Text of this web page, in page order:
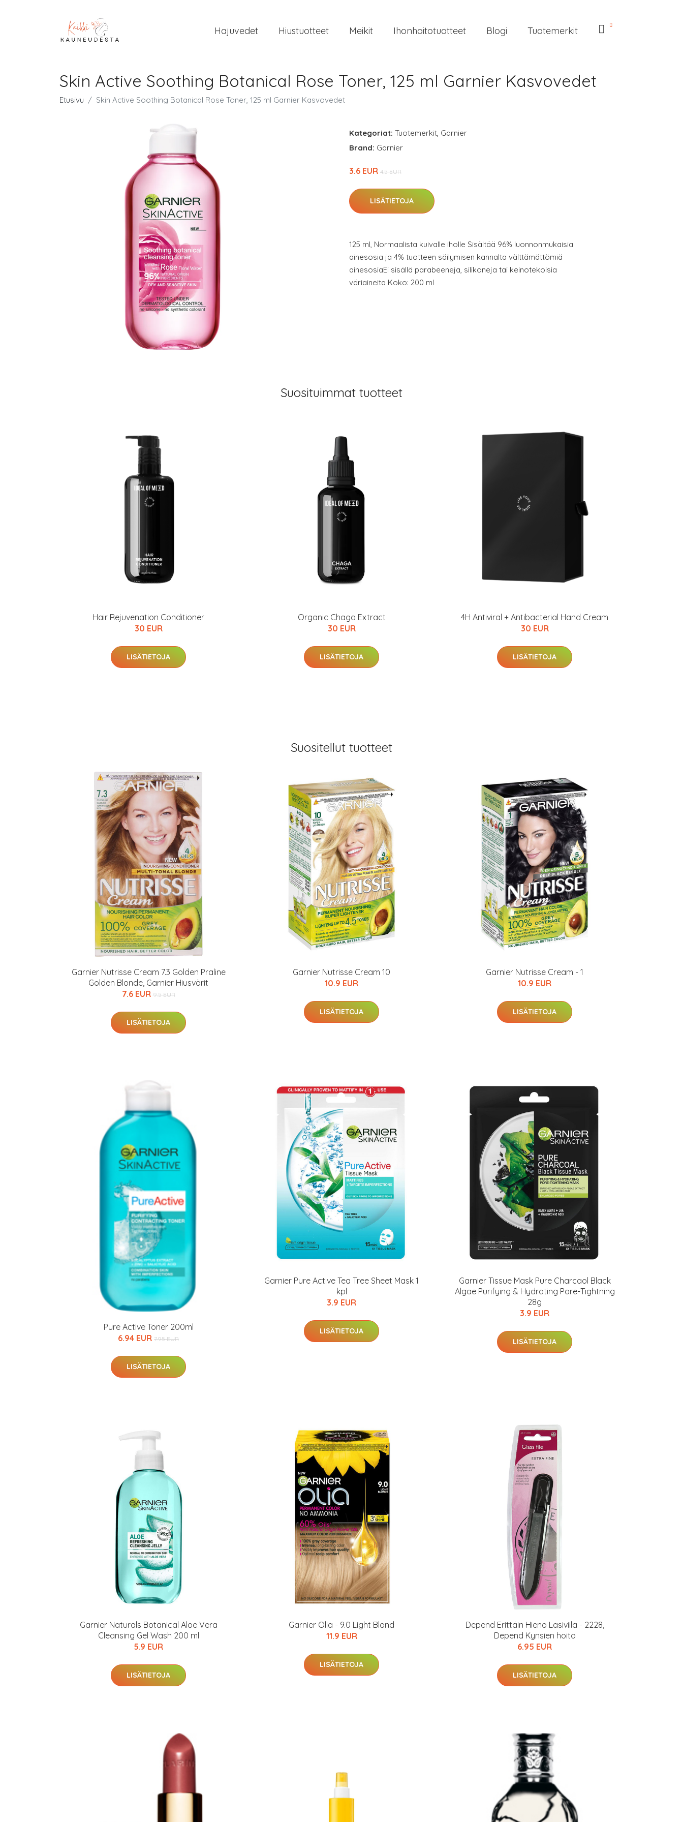
Hajuvedet Hiustuotteet Meikit Ihonhoitotuotteet Blogi Tuotemerkit
Skin Active Soothing Botanical Rose Toner, 125 ml Garnier Kasvovedet
Etusivu Skin Active Soothing Botanical Rose Toner, 125 ml Garnier Kasvovedet
Kategoriat: Tuotemerkit, Garnier
Brand: Garnier
3.6 EUR 4.5 EUR
LISÄTIETOJA
125 ml, Normaalista kuivalle iholle Sisältää 96% luonnonmukaisia
ainesosia ja 4% tuotteen säilymisen kannalta välttämättömiä
ainesosiaEi sisällä parabeeneja, silikoneja tai keinotekoisia
väriaineita Koko: 200 ml
Suosituimmat tuotteet
Hair Rejuvenation Conditioner
30 EUR
LISÄTIETOJA
Organic Chaga Extract
30 EUR
LISÄTIETOJA
4H Antiviral + Antibacterial Hand Cream
30 EUR
LISÄTIETOJA
Suositellut tuotteet
Garnier Nutrisse Cream 7.3 Golden Praline
Golden Blonde, Garnier Hiusvärit
7.6 EUR 9.5 EUR
LISÄTIETOJA
Garnier Nutrisse Cream 10
10.9 EUR
LISÄTIETOJA
Garnier Nutrisse Cream - 1
10.9 EUR
LISÄTIETOJA
Pure Active Toner 200ml
6.94 EUR 7.95 EUR
LISÄTIETOJA
Garnier Pure Active Tea Tree Sheet Mask 1
kpl
3.9 EUR
LISÄTIETOJA
Garnier Tissue Mask Pure Charcaol Black
Algae Purifying & Hydrating Pore-Tightning
28g
3.9 EUR
LISÄTIETOJA
Garnier Naturals Botanical Aloe Vera
Cleansing Gel Wash 200 ml
5.9 EUR
LISÄTIETOJA
Garnier Olia - 9.0 Light Blond
11.9 EUR
LISÄTIETOJA
Depend Erittäin Hieno Lasiviila - 2228,
Depend Kynsien hoito
6.95 EUR
LISÄTIETOJA
Sponsoriltamme
IdealofMeD Kauppa
Kaikki IdealofMeDin tuotteet -20 %!
Varaa terveystarkastus
nyt vain 200 €
hintaan.
KATSO TARJOUS